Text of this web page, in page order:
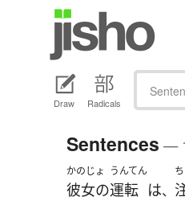
Draw Radicals
Sentences —
かのじょ
彼女の
うんてん
運転 は、